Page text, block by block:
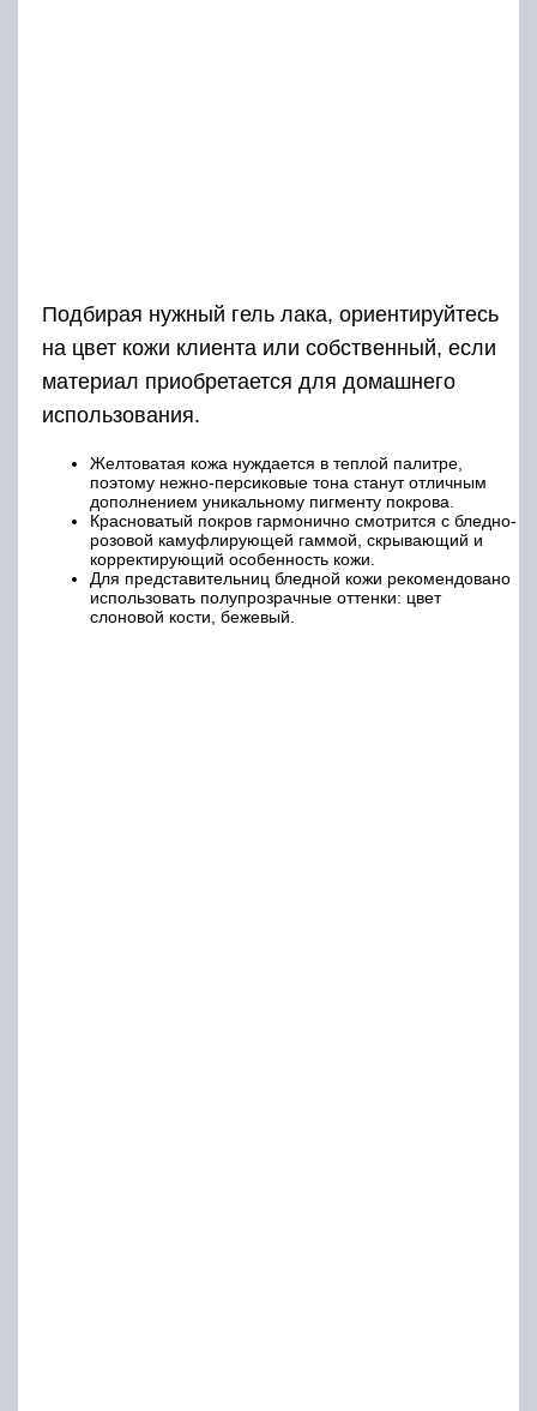
Подбирая нужный гель лака, ориентируйтесь
на цвет кожи клиента или собственный, если
материал приобретается для домашнего
использования.
Желтоватая кожа нуждается в теплой палитре,
поэтому нежно-персиковые тона станут отличным
дополнением уникальному пигменту покрова.
Красноватый покров гармонично смотрится с бледно-
розовой камуфлирующей гаммой, скрывающий и
корректирующий особенность кожи.
Для представительниц бледной кожи рекомендовано
использовать полупрозрачные оттенки: цвет
слоновой кости, бежевый.